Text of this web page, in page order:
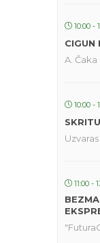
10:00 -
CIGUN
A. Čaka
10:00 -
11:00 -